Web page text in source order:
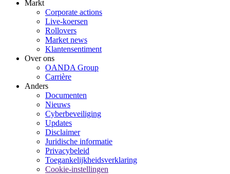
Markt
Corporate actions
Live-koersen
Rollovers
Market news
Klantensentiment
Over ons
OANDA Group
Carrière
Anders
Documenten
Nieuws
Cyberbeveiliging
Updates
Disclaimer
Juridische informatie
Privacybeleid
Toegankelijkheidsverklaring
Cookie-instellingen